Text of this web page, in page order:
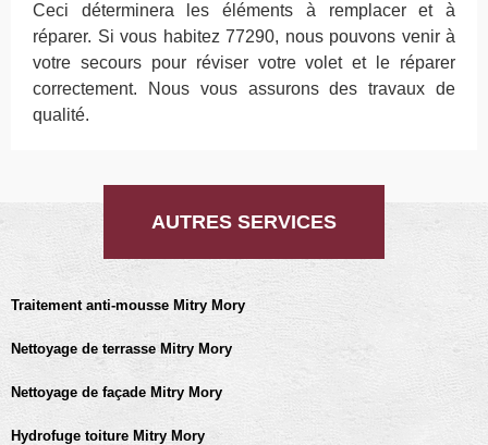
Ceci déterminera les éléments à remplacer et à
réparer. Si vous habitez 77290, nous pouvons venir à
votre secours pour réviser votre volet et le réparer
correctement. Nous vous assurons des travaux de
qualité.
AUTRES SERVICES
Traitement anti-mousse Mitry Mory
Nettoyage de terrasse Mitry Mory
Nettoyage de façade Mitry Mory
Hydrofuge toiture Mitry Mory